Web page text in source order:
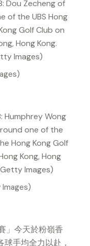
」今天於粉嶺香
手均全力以赴，